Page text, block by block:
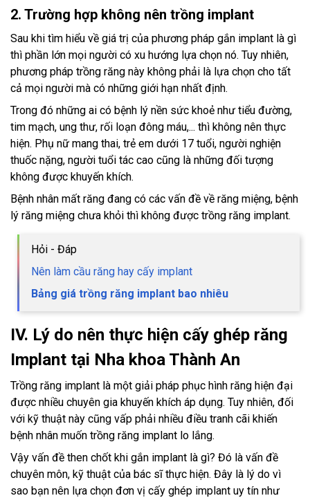
2. Trường hợp không nên trồng implant
Sau khi tìm hiểu về giá trị của phương pháp gắn implant là gì
thì phần lớn mọi người có xu hướng lựa chọn nó. Tuy nhiên,
phương pháp trồng răng này không phải là lựa chọn cho tất
cả mọi người mà có những giới hạn nhất định.
Trong đó những ai có bệnh lý nền sức khoẻ như tiểu đường,
tim mạch, ung thư, rối loạn đông máu,... thì không nên thực
hiện. Phụ nữ mang thai, trẻ em dưới 17 tuổi, người nghiện
thuốc nặng, người tuổi tác cao cũng là những đối tượng
không được khuyến khích.
Bệnh nhân mất răng đang có các vấn đề về răng miệng, bệnh
lý răng miệng chưa khỏi thì không được trồng răng implant.
Hỏi - Đáp
Nên làm cầu răng hay cấy implant
Bảng giá trồng răng implant bao nhiêu
IV. Lý do nên thực hiện cấy ghép răng
Implant tại Nha khoa Thành An
Trồng răng implant là một giải pháp phục hình răng hiện đại
được nhiều chuyên gia khuyến khích áp dụng. Tuy nhiên, đối
với kỹ thuật này cũng vấp phải nhiều điều tranh cãi khiến
bệnh nhân muốn trồng răng implant lo lắng.
Vậy vấn đề then chốt khi gắn implant là gì? Đó là vấn đề
chuyên môn, kỹ thuật của bác sĩ thực hiện. Đây là lý do vì
sao bạn nên lựa chọn đơn vị cấy ghép implant uy tín như